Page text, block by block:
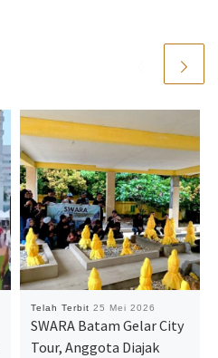
Telah Terbit 25 Mei 2026
SWARA Batam Gelar City
Tour, Anggota Diajak